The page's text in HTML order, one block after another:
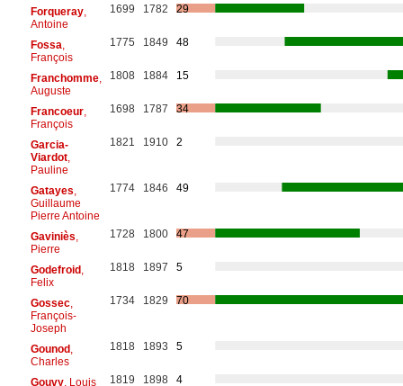
Forqueray,
Antoine
1699 1782 29
Fossa
François
1775 1849 48
Franchomme,
Auguste
1808 1884 15
Francoeur,
François
1698 1787 34
Garcia-
Viardot,
Pauline
1821 1910 2
Gatayes
Guillaume
Pierre Antoine
1774 1846 49
Gaviniès
Pierre
1728 1800 47
Godefroid,
Felix
1818 1897 5
Gossec,
François-
Joseph
1734 1829 70
Gounod,
Charles
1818 1893 5
Gouvy, Louis 1819 1898 4